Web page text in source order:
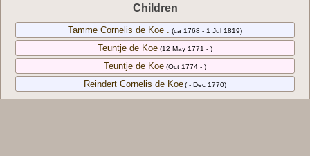
Children
Tamme Cornelis de Koe . (ca 1768 - 1 Jul 1819)
Teuntje de Koe (12 May 1771 - )
Teuntje de Koe (Oct 1774 - )
Reindert Cornelis de Koe( - Dec 1770)